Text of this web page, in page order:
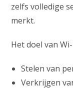
zelfs volledige
merkt.
Het doel van
Stelen van
Verkrijgen